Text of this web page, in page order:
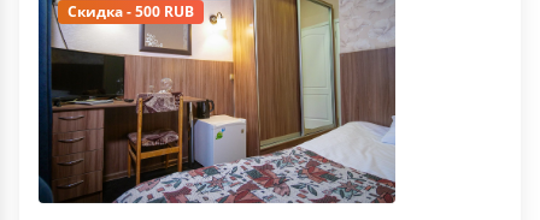
Скидка - 500 RUB